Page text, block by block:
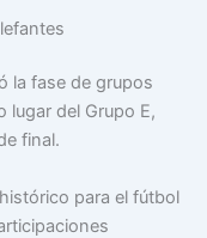
la fase de grupos
lugar del Grupo E,
final.
para el fútbol